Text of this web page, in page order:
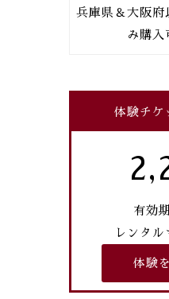
体験チケ
有効
レンタ
体験
兵庫県＆大阪府
み購入